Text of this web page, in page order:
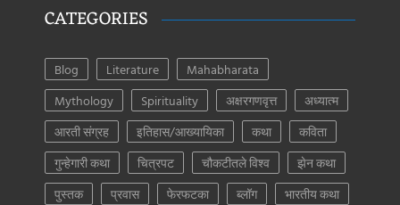
CATEGORIES
Blog Literature
Mahabharata
Mythology
Spirituality अक्षरगणवृत्त
अध्यात्म
आरती संग्रह
इतिहास/आख्यायिका कथा
कविता
गुन्हेगारी कथा
चित्रपट चौकटीतले विश्व
झेन कथा
पुस्तक
प्रवास फेरफटका ब्लॉग
भारतीय कथा